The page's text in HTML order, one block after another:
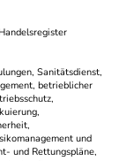
Sanitätsdienst,
betrieblicher
und
und Rettungspläne,